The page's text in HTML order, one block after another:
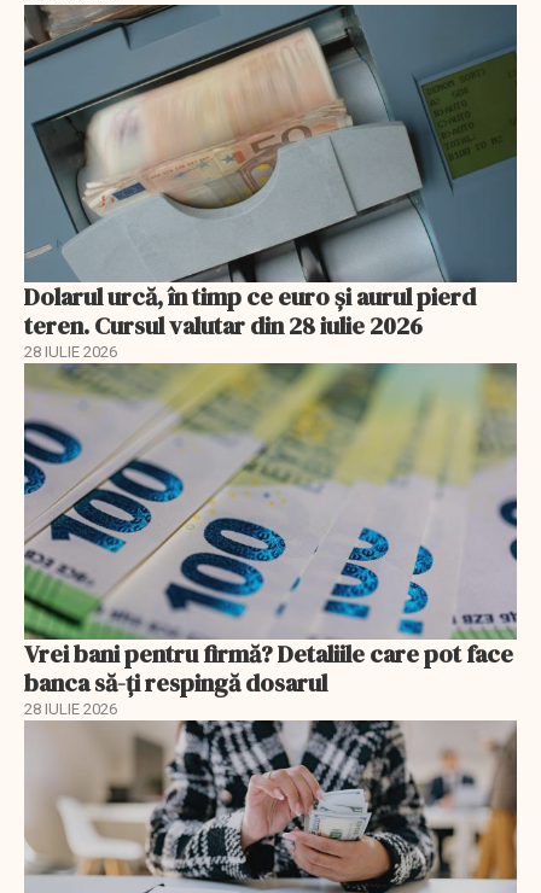
Dolarul urcă, în timp ce euro și aurul pierd
teren. Cursul valutar din 28 iulie 2026
28 IULIE 2026
Vrei bani pentru firmă? Detaliile care pot face
banca să-ți respingă dosarul
28 IULIE 2026